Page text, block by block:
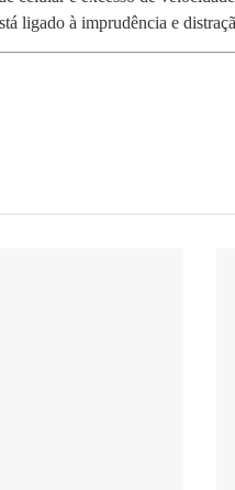
ligado à imprudência e